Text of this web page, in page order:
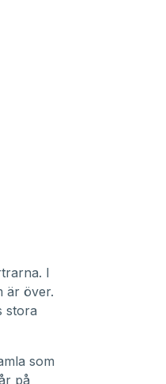
I
är över.
stora
som
på